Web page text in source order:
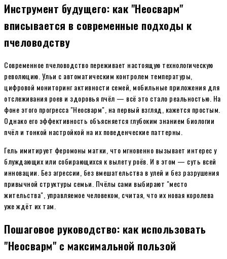
Инструмент будущего: как "Неосварм"
вписывается в современные подходы к
пчеловодству
Современное пчеловодство переживает настоящую технологическую
революцию. Ульи с автоматическим контролем температуры,
цифровой мониторинг активности семей, мобильные приложения для
отслеживания роев и здоровья пчёл — всё это стало реальностью. На
фоне этого прогресса "Неосварм", на первый взгляд, кажется простым.
Однако его эффективность объясняется глубоким знанием биологии
пчёл и тонкой настройкой на их поведенческие паттерны.
Гель имитирует феромоны матки, что мгновенно вызывает интерес у
блуждающих или собирающихся к вылету роёв. И в этом — суть всей
инновации. Без агрессии, без вмешательства в улей и без разрушения
привычной структуры семьи. Пчёлы сами выбирают "место
жительства", управляемое человеком, считая, что их новая королева
уже ждёт их там.
Пошаговое руководство: как использовать
"Неосварм" с максимальной пользой